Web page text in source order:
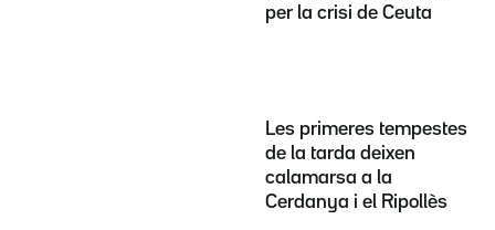
per la crisi de Ceuta
Les primeres tempestes
de la tarda deixen
calamarsa a la
Cerdanya i el Ripollès